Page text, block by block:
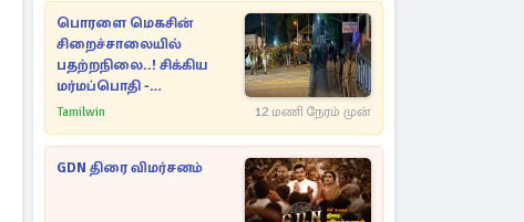
பொரளை மெகசின்
சிறைச்சாலையில்
பதற்றநிலை..! சிக்கிய
மர்மப்பொதி -
பின்னணியில் வெளியான
Tamilwin 12 மணி நேரம் முன்
GDN திரை விமர்சனம்